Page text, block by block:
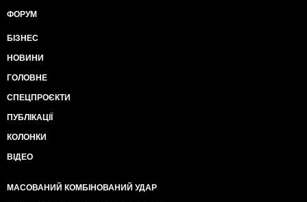
ФОРУМ
БІЗНЕС
НОВИНИ
ГОЛОВНЕ
СПЕЦПРОЄКТИ
ПУБЛІКАЦІЇ
КОЛОНКИ
ВІДЕО
МАСОВАНИЙ КОМБІНОВАНИЙ УДАР